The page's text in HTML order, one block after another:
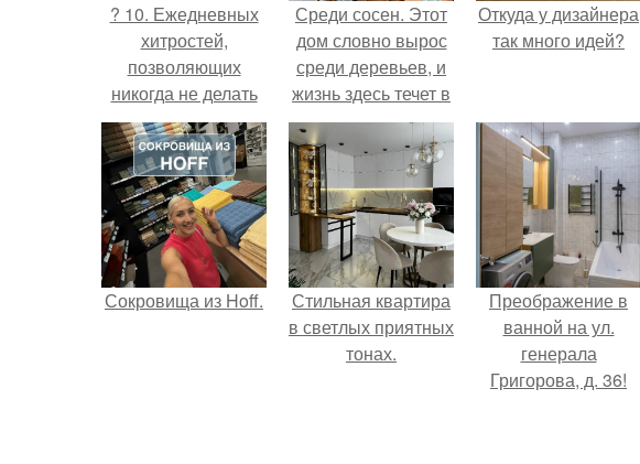
? 10. Ежедневных
хитростей,
позволяющих
никогда не делать
уборку?
Среди сосен. Этот
дом словно вырос
среди деревьев, и
жизнь здесь течет в
собственном ритме
- спокойно, без
спешки и лишнего
шума.
Откуда у дизайнера
так много идей?
Сокровища из Hoff.
Стильная квартира
в светлых приятных
тонах.
Преображение в
ванной на ул.
генерала
Григорова, д. 36!